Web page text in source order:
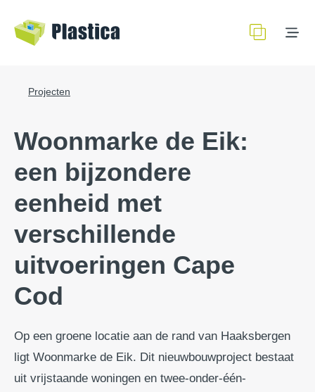
Projecten
Woonmarke de Eik:
een bijzondere
eenheid met
verschillende
uitvoeringen Cape
Cod
Op een groene locatie aan de rand van Haaksbergen
ligt Woonmarke de Eik. Dit nieuwbouwproject bestaat
uit vrijstaande woningen en twee-onder-één-